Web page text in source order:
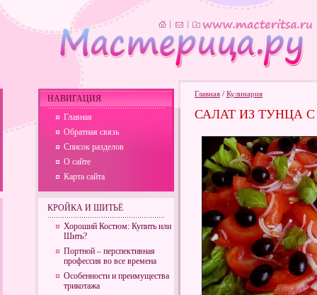
Главная / Кулинария
САЛАТ ИЗ ТУНЦА
НАВИГАЦИЯ
Главная
Обратная связь
Список разделов
О сайте
Карта сайта
КРОЙКА И ШИТЬЁ
Хороший Костюм: Купить или
Шить?
Портной – перспективная
профессия во все времена
Особенности и преимущества
трикотажа